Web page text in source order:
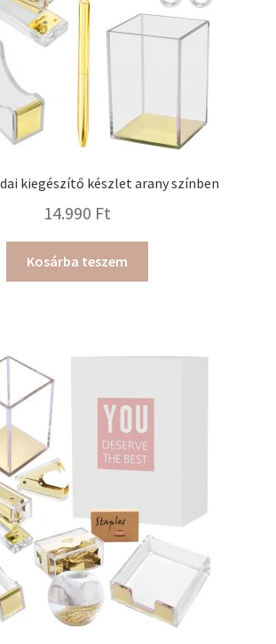
kiegészítő készlet arany színben
14.990 Ft
Kosárba teszem